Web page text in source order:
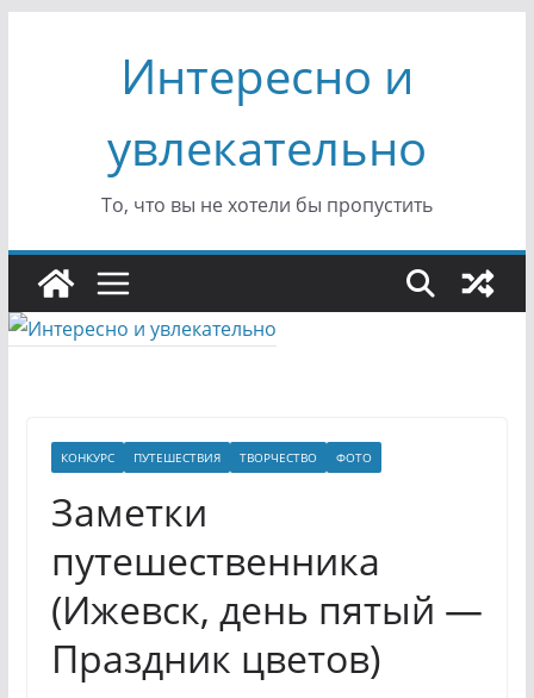
содержимомуИнтересно и
увлекательно
То, что вы не хотели бы пропустить
КОНКУРС ПУТЕШЕСТВИЯ ТВОРЧЕСТВО ФОТО
Заметки
путешественника
(Ижевск, день пятый —
Праздник цветов)